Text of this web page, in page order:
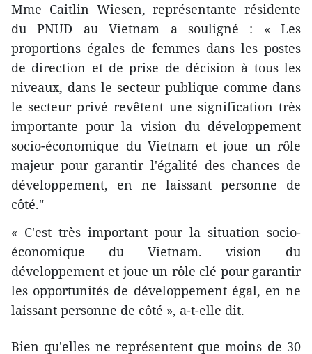
Mme Caitlin Wiesen, représentante résidente
du PNUD au Vietnam a souligné : « Les
proportions égales de femmes dans les postes
de direction et de prise de décision à tous les
niveaux, dans le secteur publique comme dans
le secteur privé revêtent une signification très
importante pour la vision du développement
socio-économique du Vietnam et joue un rôle
majeur pour garantir l'égalité des chances de
développement, en ne laissant personne de
côté."
« C'est très important pour la situation socio-
économique du Vietnam. vision du
développement et joue un rôle clé pour garantir
les opportunités de développement égal, en ne
laissant personne de côté », a-t-elle dit.
Bien qu'elles ne représentent que moins de 30